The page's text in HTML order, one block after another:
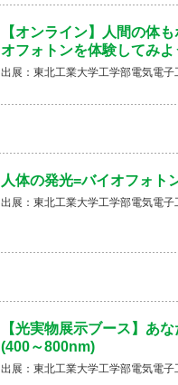
【オンライン】人間の体
オフォトンを体験してみよ
出展：東北工業大学工学部電気電
人体の発光=バイオフォト
出展：東北工業大学工学部電気電
【光実物展示ブース】あ
(400～800nm)
出展：東北工業大学工学部電気電